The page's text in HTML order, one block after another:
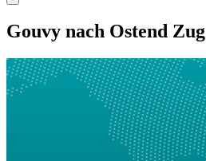
Gouvy nach Ostend Zug